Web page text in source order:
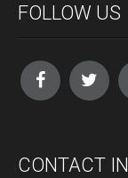
FOLLOW US
CONTACT